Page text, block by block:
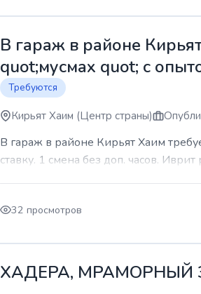
В гараж в районе
quot;мусмах quot; с
Требуются
Кирьят Хаим (Центр страны)
В гараж в районе Кирьят Хаим
ставку. 1 смена без доп. часов.
32 просмотров
ХАДЕРА, МРАМОРНЫЙ